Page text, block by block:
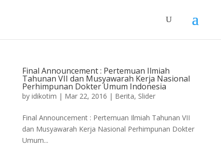
Final Announcement : Pertemuan Ilmiah
Tahunan VII dan Musyawarah Kerja Nasional
Perhimpunan Dokter Umum Indonesia
by idikotim | Mar 22, 2016 | Berita, Slider
Final Announcement : Pertemuan Ilmiah Tahunan VII
dan Musyawarah Kerja Nasional Perhimpunan Dokter
Umum...